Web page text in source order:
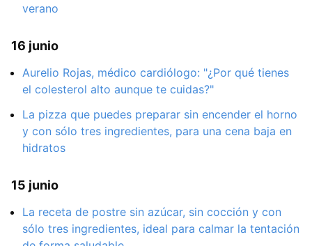
verano
16 junio
Aurelio Rojas, médico cardiólogo: "¿Por qué tienes
el colesterol alto aunque te cuidas?"
La pizza que puedes preparar sin encender el horno
y con sólo tres ingredientes, para una cena baja en
hidratos
15 junio
La receta de postre sin azúcar, sin cocción y con
sólo tres ingredientes, ideal para calmar la tentación